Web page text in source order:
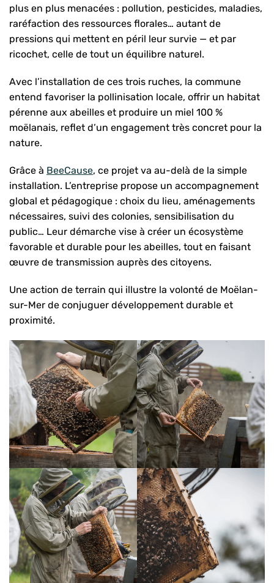
plus en plus menacées : pollution, pesticides, maladies,
raréfaction des ressources florales… autant de
pressions qui mettent en péril leur survie — et par
ricochet, celle de tout un équilibre naturel.
Avec l’installation de ces trois ruches, la commune
entend favoriser la pollinisation locale, offrir un habitat
pérenne aux abeilles et produire un miel 100 %
moëlanais, reflet d’un engagement très concret pour la
nature.
Grâce à BeeCause, ce projet va au-delà de la simple
installation. L’entreprise propose un accompagnement
global et pédagogique : choix du lieu, aménagements
nécessaires, suivi des colonies, sensibilisation du
public… Leur démarche vise à créer un écosystème
favorable et durable pour les abeilles, tout en faisant
œuvre de transmission auprès des citoyens.
Une action de terrain qui illustre la volonté de Moëlan-
sur-Mer de conjuguer développement durable et
proximité.